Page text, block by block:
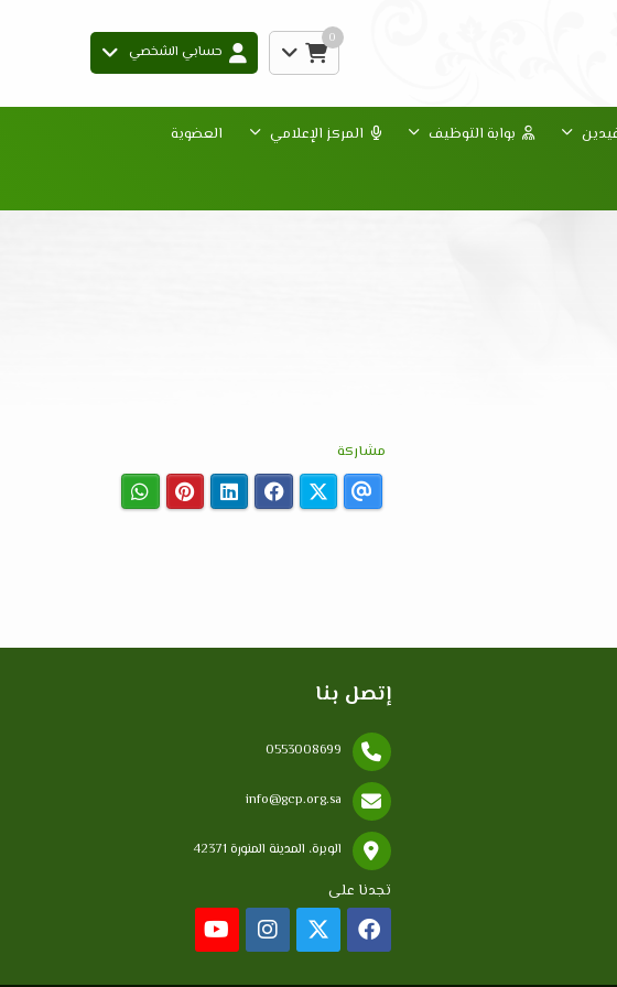
0
حسابي الشخصي
بوابة التوظيف المركز الإعلامي العضوية
مشاركة
إتصل بنا
0553008699
info@gcp.org.sa
الوبرة، المدينة المنورة 42371
تجدنا على